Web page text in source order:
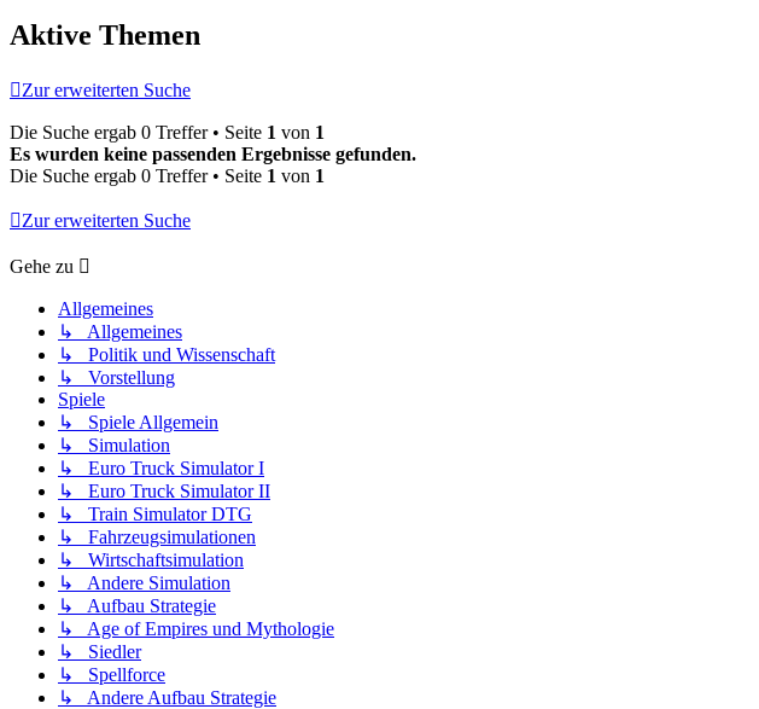
Aktive Themen
Zur erweiterten Suche
Die Suche ergab 0 Treffer • Seite 1 von 1
Es wurden keine passenden Ergebnisse gefunden.
Die Suche ergab 0 Treffer • Seite 1 von 1
Zur erweiterten Suche
Gehe zu
Allgemeines
↳ Allgemeines
↳ Politik und Wissenschaft
↳ Vorstellung
Spiele
↳ Spiele Allgemein
↳ Simulation
↳ Euro Truck Simulator I
↳ Euro Truck Simulator II
↳ Train Simulator DTG
↳ Fahrzeugsimulationen
↳ Wirtschaftsimulation
↳ Andere Simulation
↳ Aufbau Strategie
↳ Age of Empires und Mythologie
↳ Siedler
↳ Spellforce
↳ Andere Aufbau Strategie